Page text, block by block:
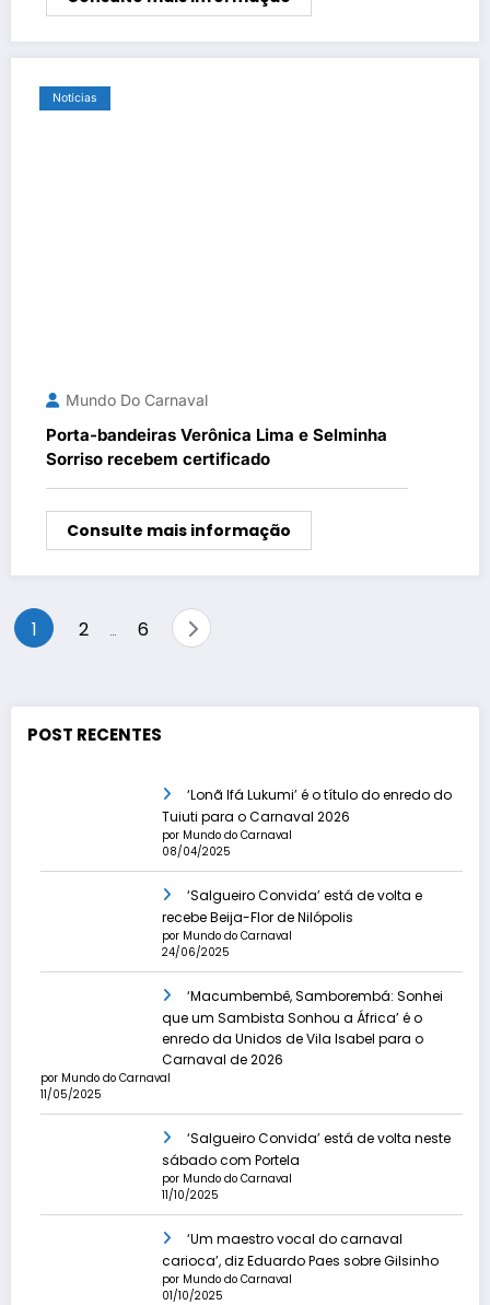
Notícias
Mundo Do Carnaval
Porta-bandeiras Verônica Lima e Selminha
Sorriso recebem certificado
Consulte mais informação
Paginação
1 2 … 6
POST RECENTES
‘Lonã Ifá Lukumi’ é o título do enredo do
Tuiuti para o Carnaval 2026
por Mundo do Carnaval
08/04/2025
‘Salgueiro Convida’ está de volta e
recebe Beija-Flor de Nilópolis
por Mundo do Carnaval
24/06/2025
‘Macumbembê, Samborembá: Sonhei
que um Sambista Sonhou a África’ é o
enredo da Unidos de Vila Isabel para o
Carnaval de 2026
por Mundo do Carnaval
11/05/2025
‘Salgueiro Convida’ está de volta neste
sábado com Portela
por Mundo do Carnaval
11/10/2025
‘Um maestro vocal do carnaval
carioca’, diz Eduardo Paes sobre Gilsinho
por Mundo do Carnaval
01/10/2025